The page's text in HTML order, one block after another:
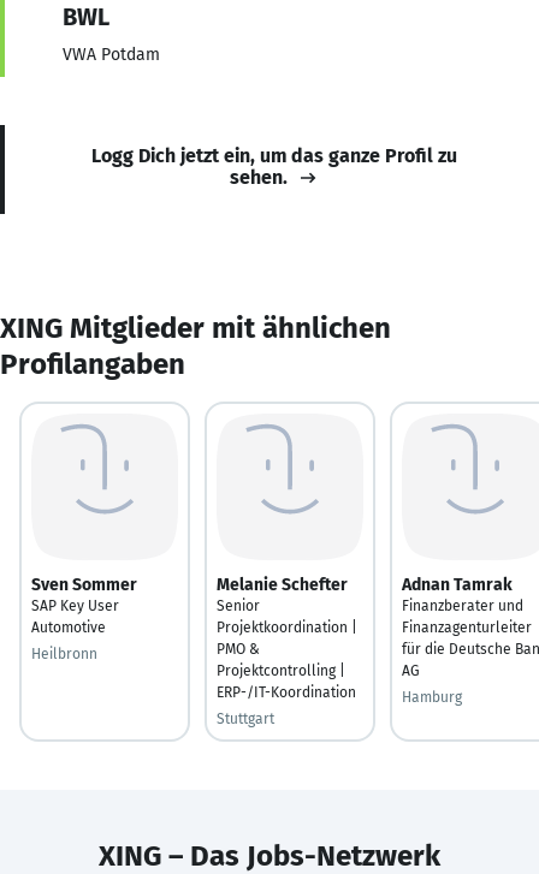
BWL
VWA Potdam
Logg Dich jetzt ein, um das ganze Profil zu
sehen.
XING Mitglieder mit ähnlichen
Profilangaben
Sven Sommer
SAP Key User
Automotive
Heilbronn
Melanie Schefter
Senior
Projektkoordination |
PMO &
Projektcontrolling |
ERP-/IT-Koordination
Stuttgart
Adnan Tamrak
Finanzberater und
Finanzagenturleiter
für die Deutsche
AG
Hamburg
XING – Das Jobs-Netzwerk